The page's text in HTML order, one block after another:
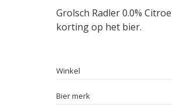
Grolsch Radler 0.0%
korting op het bier.
Winkel
Bier merk